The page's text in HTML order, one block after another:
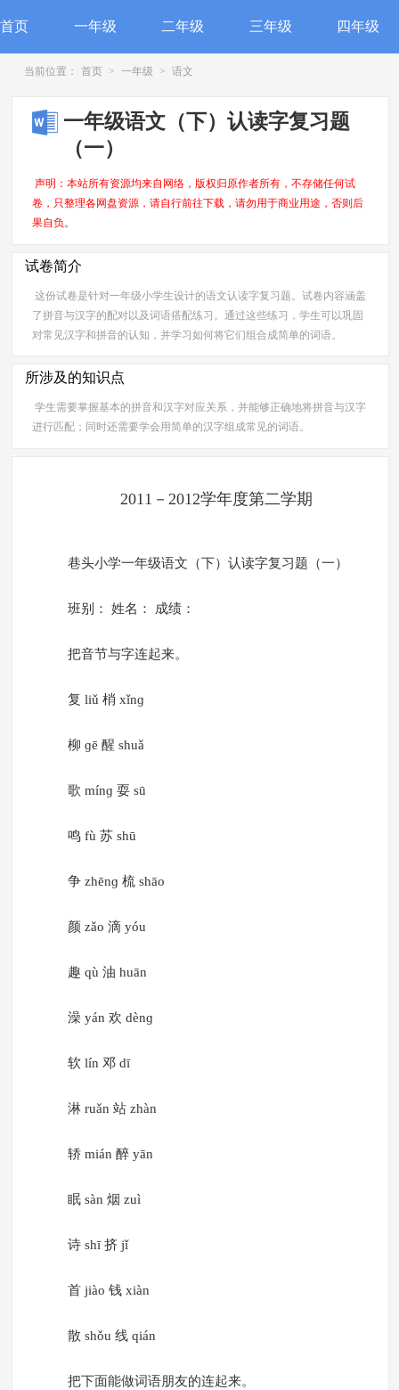
首页 一年级 二年级 三年级 四年级
当前位置： 首页 > 一年级 > 语文
一年级语文（下）认读字复习题
（一）
声明：本站所有资源均来自网络，版权归原作者所有，不存储任何试
卷，只整理各网盘资源，请自行前往下载，请勿用于商业用途，否则后
果自负。
试卷简介
这份试卷是针对一年级小学生设计的语文认读字复习题。试卷内容涵盖
了拼音与汉字的配对以及词语搭配练习。通过这些练习，学生可以巩固
对常见汉字和拼音的认知，并学习如何将它们组合成简单的词语。
所涉及的知识点
学生需要掌握基本的拼音和汉字对应关系，并能够正确地将拼音与汉字
进行匹配；同时还需要学会用简单的汉字组成常见的词语。
2011－2012学年度第二学期
巷头小学一年级语文（下）认读字复习题（一）
班别： 姓名： 成绩：
把音节与字连起来。
复 liǔ 梢 xǐnɡ
柳 ɡē 醒 shuǎ
歌 mínɡ 耍 sū
鸣 fù 苏 shū
争 zhēnɡ 梳 shāo
颜 zǎo 滴 yóu
趣 qù 油 huān
澡 yán 欢 dènɡ
软 lín 邓 dī
淋 ruǎn 站 zhàn
轿 mián 醉 yān
眠 sàn 烟 zuì
诗 shī 挤 jǐ
首 jiào 钱 xiàn
散 shǒu 线 qián
把下面能做词语朋友的连起来。